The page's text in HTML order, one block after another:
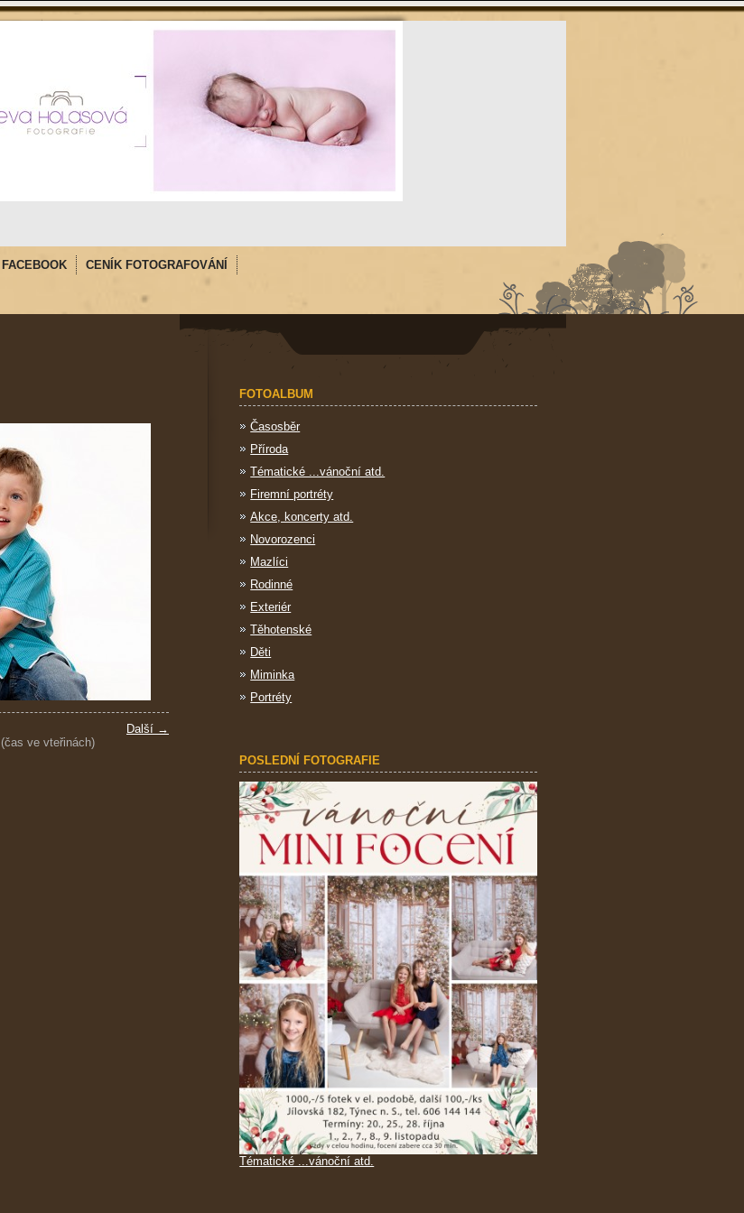
FACEBOOK CENÍK FOTOGRAFOVÁNÍ
Další →
(čas ve vteřinách)
FOTOALBUM
Časosběr
Příroda
Tématické ...vánoční atd.
Firemní portréty
Akce, koncerty atd.
Novorozenci
Mazlíci
Rodinné
Exteriér
Těhotenské
Děti
Miminka
Portréty
POSLEDNÍ FOTOGRAFIE
Tématické ...vánoční atd.